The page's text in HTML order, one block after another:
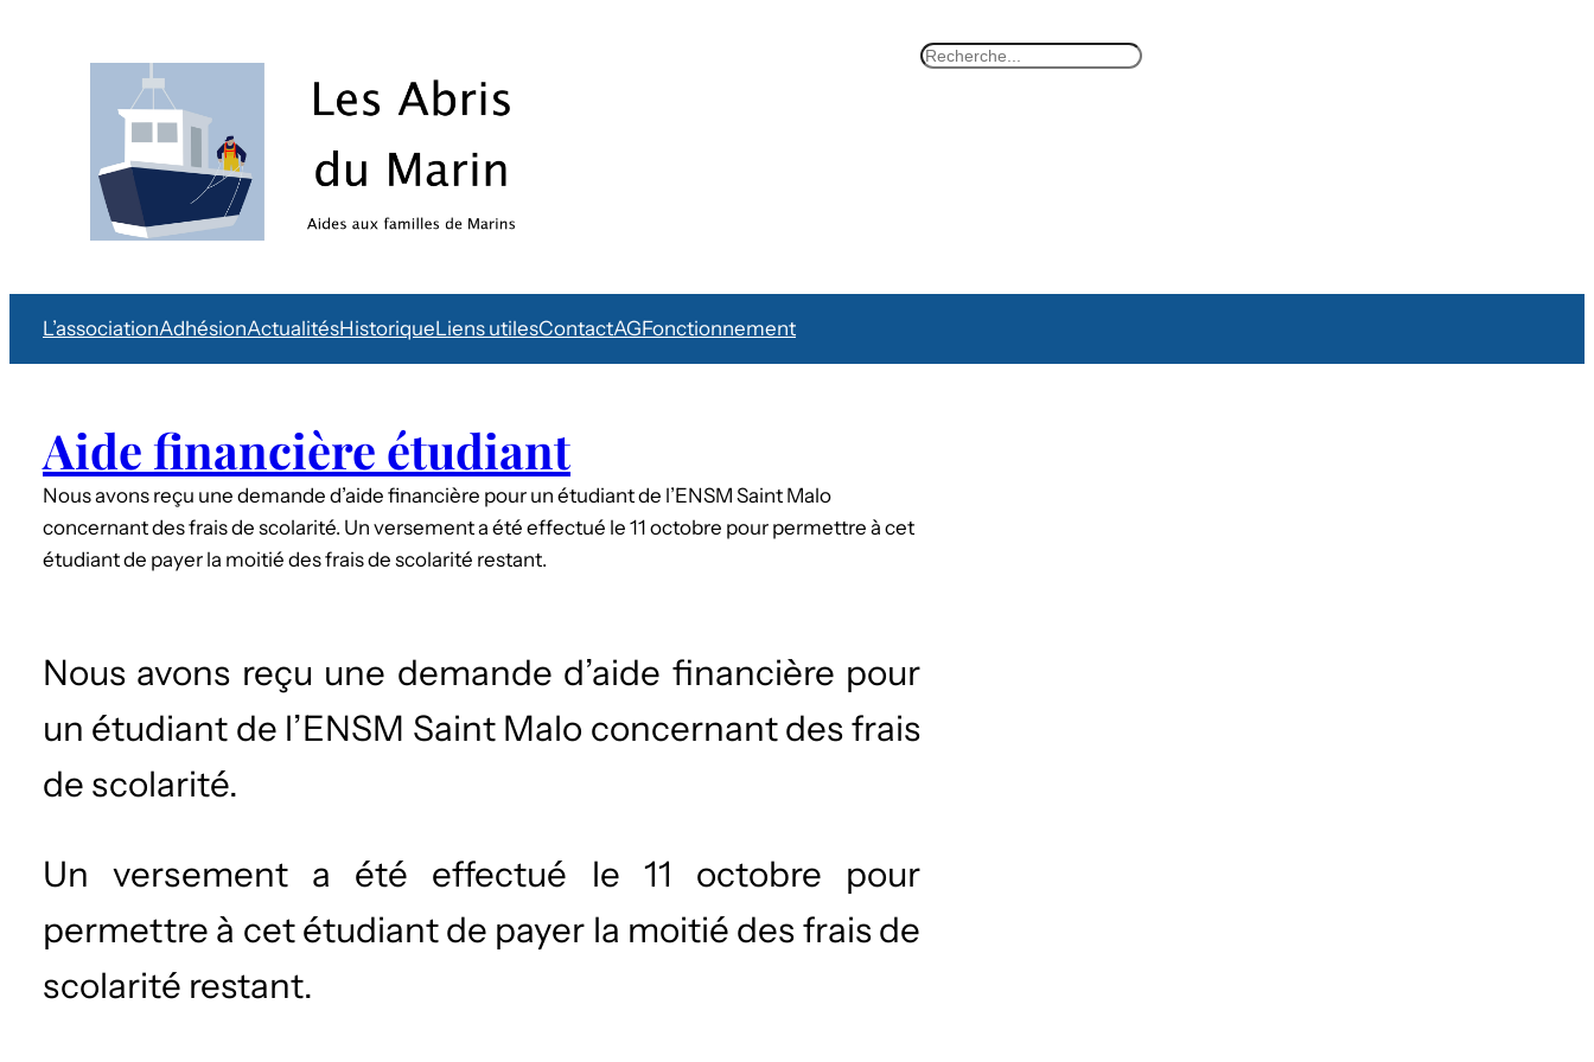
S
L’associationAdhésionActualitésHistoriqueLiens utilesContactAGFonctionnement
Aide financière étudiant
Nous avons reçu une demande d’aide financière pour un étudiant de l’ENSM Saint Malo
concernant des frais de scolarité. Un versement a été effectué le 11 octobre pour permettre à cet
étudiant de payer la moitié des frais de scolarité restant.
Nous avons reçu une demande d’aide financière pour
un étudiant de l’ENSM Saint Malo concernant des frais
de scolarité.
Un versement a été effectué le 11 octobre pour
permettre à cet étudiant de payer la moitié des frais de
scolarité restant.